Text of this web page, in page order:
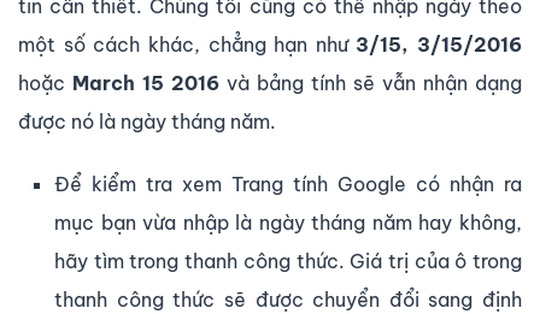
tin cần thiết. Chúng tôi cũng có thể nhập ngày theo
một số cách khác, chẳng hạn như 3/15, 3/15/2016
hoặc March 15 2016 và bảng tính sẽ vẫn nhận dạng
được nó là ngày tháng năm.
Để kiểm tra xem Trang tính Google có nhận ra
mục bạn vừa nhập là ngày tháng năm hay không,
hãy tìm trong thanh công thức. Giá trị của ô trong
thanh công thức sẽ được chuyển đổi sang định